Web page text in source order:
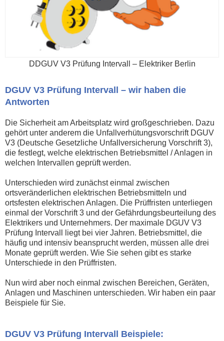
DDGUV V3 Prüfung Intervall – Elektriker Berlin
DGUV V3 Prüfung Intervall – wir haben die
Antworten
Die Sicherheit am Arbeitsplatz wird großgeschrieben. Dazu
gehört unter anderem die Unfallverhütungsvorschrift DGUV
V3 (Deutsche Gesetzliche Unfallversicherung Vorschrift 3),
die festlegt, welche elektrischen Betriebsmittel / Anlagen in
welchen Intervallen geprüft werden.
Unterschieden wird zunächst einmal zwischen
ortsveränderlichen elektrischen Betriebsmitteln und
ortsfesten elektrischen Anlagen. Die Prüffristen unterliegen
einmal der Vorschrift 3 und der Gefährdungsbeurteilung des
Elektrikers und Unternehmers. Der maximale DGUV V3
Prüfung Intervall liegt bei vier Jahren. Betriebsmittel, die
häufig und intensiv beansprucht werden, müssen alle drei
Monate geprüft werden. Wie Sie sehen gibt es starke
Unterschiede in den Prüffristen.
Nun wird aber noch einmal zwischen Bereichen, Geräten,
Anlagen und Maschinen unterschieden. Wir haben ein paar
Beispiele für Sie.
DGUV V3 Prüfung Intervall Beispiele: